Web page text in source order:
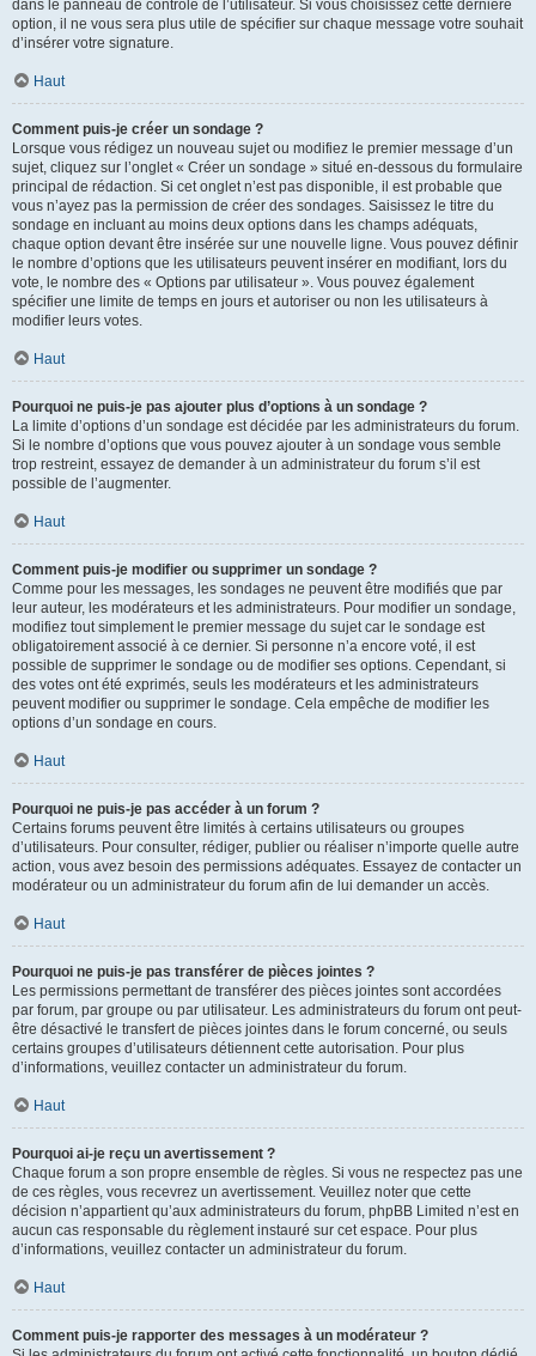
dans le panneau de contrôle de l’utilisateur. Si vous choisissez cette dernière
option, il ne vous sera plus utile de spécifier sur chaque message votre souhait
d’insérer votre signature.
Haut
Comment puis-je créer un sondage ?
Lorsque vous rédigez un nouveau sujet ou modifiez le premier message d’un
sujet, cliquez sur l’onglet « Créer un sondage » situé en-dessous du formulaire
principal de rédaction. Si cet onglet n’est pas disponible, il est probable que
vous n’ayez pas la permission de créer des sondages. Saisissez le titre du
sondage en incluant au moins deux options dans les champs adéquats,
chaque option devant être insérée sur une nouvelle ligne. Vous pouvez définir
le nombre d’options que les utilisateurs peuvent insérer en modifiant, lors du
vote, le nombre des « Options par utilisateur ». Vous pouvez également
spécifier une limite de temps en jours et autoriser ou non les utilisateurs à
modifier leurs votes.
Haut
Pourquoi ne puis-je pas ajouter plus d’options à un sondage ?
La limite d’options d’un sondage est décidée par les administrateurs du forum.
Si le nombre d’options que vous pouvez ajouter à un sondage vous semble
trop restreint, essayez de demander à un administrateur du forum s’il est
possible de l’augmenter.
Haut
Comment puis-je modifier ou supprimer un sondage ?
Comme pour les messages, les sondages ne peuvent être modifiés que par
leur auteur, les modérateurs et les administrateurs. Pour modifier un sondage,
modifiez tout simplement le premier message du sujet car le sondage est
obligatoirement associé à ce dernier. Si personne n’a encore voté, il est
possible de supprimer le sondage ou de modifier ses options. Cependant, si
des votes ont été exprimés, seuls les modérateurs et les administrateurs
peuvent modifier ou supprimer le sondage. Cela empêche de modifier les
options d’un sondage en cours.
Haut
Pourquoi ne puis-je pas accéder à un forum ?
Certains forums peuvent être limités à certains utilisateurs ou groupes
d’utilisateurs. Pour consulter, rédiger, publier ou réaliser n’importe quelle autre
action, vous avez besoin des permissions adéquates. Essayez de contacter un
modérateur ou un administrateur du forum afin de lui demander un accès.
Haut
Pourquoi ne puis-je pas transférer de pièces jointes ?
Les permissions permettant de transférer des pièces jointes sont accordées
par forum, par groupe ou par utilisateur. Les administrateurs du forum ont peut-
être désactivé le transfert de pièces jointes dans le forum concerné, ou seuls
certains groupes d’utilisateurs détiennent cette autorisation. Pour plus
d’informations, veuillez contacter un administrateur du forum.
Haut
Pourquoi ai-je reçu un avertissement ?
Chaque forum a son propre ensemble de règles. Si vous ne respectez pas une
de ces règles, vous recevrez un avertissement. Veuillez noter que cette
décision n’appartient qu’aux administrateurs du forum, phpBB Limited n’est en
aucun cas responsable du règlement instauré sur cet espace. Pour plus
d’informations, veuillez contacter un administrateur du forum.
Haut
Comment puis-je rapporter des messages à un modérateur ?